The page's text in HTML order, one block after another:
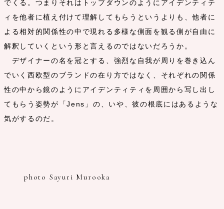
でくる。つまりそれはトップダウンのようにアイデンティテ
ィを他者に植え付けて理解してもらうというよりも、他者に
よる相対的関係性の中で現れる多様な側面を観る側が自由に
解釈していくという形と言えるのではないだろうか。
デザイナーの名を冠とする、強烈な自我が周りを巻き込ん
でいく西欧型のブランドの在り方ではなく、それぞれの関係
性の中から鏡のようにアイデンティティを周囲から写し出し
てもらう姿勢が「Jens」の、いや、彼の根底にはあるような
気がするのだ。
photo Sayuri Murooka